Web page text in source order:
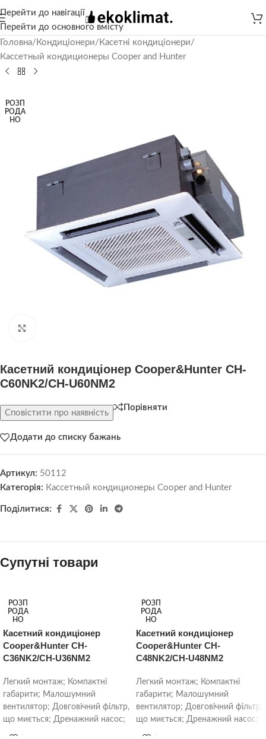
Перейти до навігації
Перейти до основного вмісту
Головна/ Кондиціонери/ Касетні кондиціонери/
Кассетный кондиционеры Cooper and Hunter
РОЗП
РОДА
НО
Касетний кондиціонер Cooper&Hunter CH-
C60NK2/CH-U60NM2
Сповістити про наявність
Порівняти
Додати до списку бажань
Артикул: 50112
Категорія: Кассетный кондиционеры Cooper and Hunter
Поділитися:
Супутні товари
РОЗП
РОДА
НО
Касетний кондиціонер
Cooper&Hunter CH-
C36NK2/CH-U36NM2
Легкий монтаж; Компактні
габарити; Малошумний
вентилятор; Довговічний фільтр,
що миється; Дренажний насос;
РОЗП
РОДА
НО
Касетний кондиціонер
Cooper&Hunter CH-
C48NK2/CH-U48NM2
Легкий монтаж; Компактні
габарити; Малошумний
вентилятор; Довговічний фільтр,
що миється; Дренажний насос;